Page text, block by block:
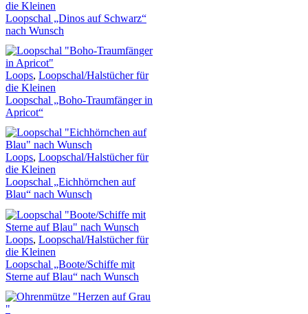
die Kleinen
Loopschal „Dinos auf Schwarz“
nach Wunsch
Loops, Loopschal/Halstücher für
die Kleinen
Loopschal „Boho-Traumfänger in
Apricot“
Loops, Loopschal/Halstücher für
die Kleinen
Loopschal „Eichhörnchen auf
Blau“ nach Wunsch
Loops, Loopschal/Halstücher für
die Kleinen
Loopschal „Boote/Schiffe mit
Sterne auf Blau“ nach Wunsch